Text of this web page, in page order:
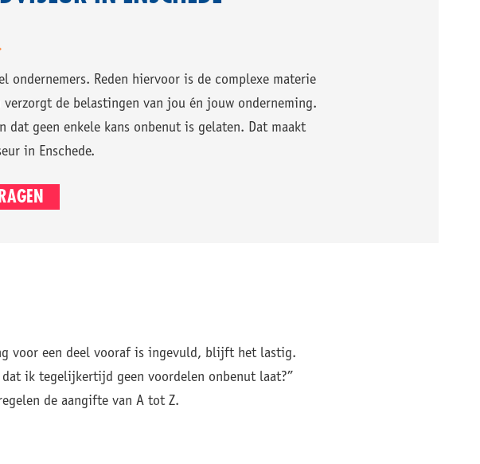
ondernemers. Reden hiervoor is de complexe materie
de belastingen van jou én jouw onderneming.
geen enkele kans onbenut is gelaten. Dat maakt
in Enschede.
voor een deel vooraf is ingevuld, blijft het lastig.
ik tegelijkertijd geen voordelen onbenut laat?”
de aangifte van A tot Z.